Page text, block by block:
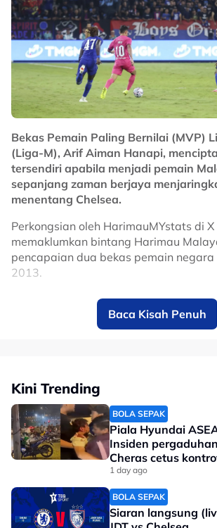
Negara ke-153 dalam ranking bola
itu akan bertemu Algeria dalam
WAFCON diikuti oleh tuan rumah,
Cameroon.
Kekalahan Nigeria di tangan
ada pemenang WAFCON baharu
Related Topics
#Malawi #bola sepak
#Piala Negara-Negara
#WAFCON
#Piala Dunia 2027
Bekas Pemain Paling Bernilai (MVP)
(Liga-M), Arif Aiman Hanapi,
tersendiri apabila menjadi pemain
sepanjang zaman berjaya
menentang Chelsea.
Perkongsian oleh HarimauMYstats di
memaklumkan bintang Harimau
pencapaian dua bekas pemain
2013.
Johor Darul Ta'zim (JDT) hampir
menewaskan gergasi Liga Perdana
dalam perlawanan pramusim
Arif Aiman has just scored
Chelsea, making him the third
to achieve this feat after
and Fadhli Shas.
pic.twitter.com/yIBE512RZs
— HarimauMYstats
Baca Kisah Penuh
Kini Trending
BOLA SEPAK
Piala Hyundai
Insiden
Cheras cetus
1 day ago
BOLA SEPAK
Siaran langsung